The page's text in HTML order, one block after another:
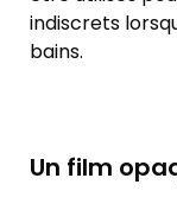
indiscrets
bains.
Un film